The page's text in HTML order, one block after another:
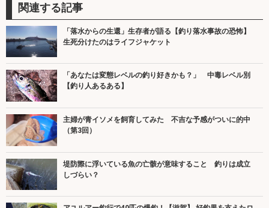
関連する記事
「落水からの生還」生存者が語る【釣り落水事故の恐怖】
生死分けたのはライフジャケット
「あなたは変態レベルの釣り好きかも？」 中毒レベル別
【釣り人あるある】
主婦が青イソメを飼育してみた 不吉な予感がついに的中
（第3回）
堤防際に浮いている魚の亡骸が意味すること 釣りは成立
しづらい？